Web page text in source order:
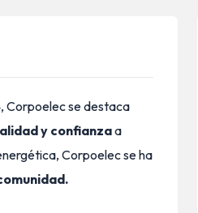
Corpoelec se destaca
y confianzaa
Corpoelec se ha